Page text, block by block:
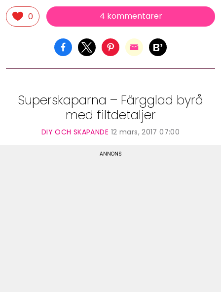
0 4 kommentarer
Superskaparna – Färgglad byrå
med filtdetaljer
DIY OCH SKAPANDE 12 mars, 2017 07:00